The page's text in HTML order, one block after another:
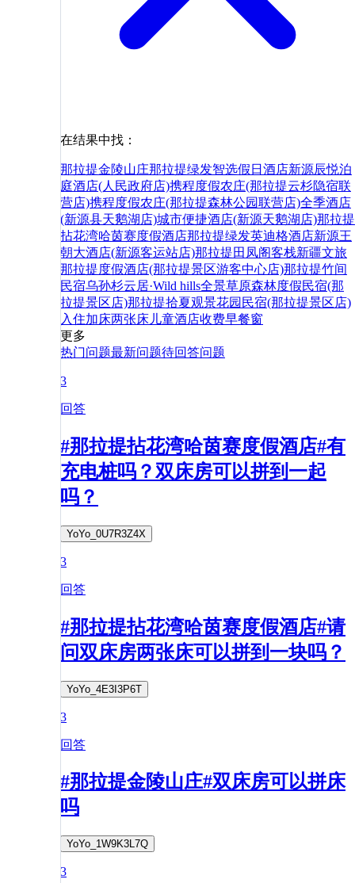
在结果中找：
那拉提金陵山庄那拉提绿发智选假日酒店新源辰悦泊
庭酒店(人民政府店)携程度假农庄(那拉提云杉隐宿联
营店)携程度假农庄(那拉提森林公园联营店)全季酒店
(新源县天鹅湖店)城市便捷酒店(新源天鹅湖店)那拉提
拈花湾哈茵赛度假酒店那拉提绿发英迪格酒店新源王
朝大酒店(新源客运站店)那拉提田凤阁客栈新疆文旅
那拉提度假酒店(那拉提景区游客中心店)那拉提竹间
民宿乌孙杉云居·Wild hills全景草原森林度假民宿(那
拉提景区店)那拉提拾夏观景花园民宿(那拉提景区店)
入住加床两张床 儿童酒店收费早餐窗
更多
热门问题最新问题待回答问题
3
回答
#那拉提拈花湾哈茵赛度假酒店#有
充电桩吗？双床房可以拼到一起
吗？
YoYo_0U7R3Z4X
3
回答
#那拉提拈花湾哈茵赛度假酒店#请
问双床房两张床可以拼到一块吗？
YoYo_4E3I3P6T
3
回答
#那拉提金陵山庄#双床房可以拼床
吗
YoYo_1W9K3L7Q
3